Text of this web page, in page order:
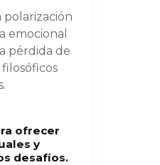
polarización
emocional
pérdida de
ofrecer
y
desafíos.